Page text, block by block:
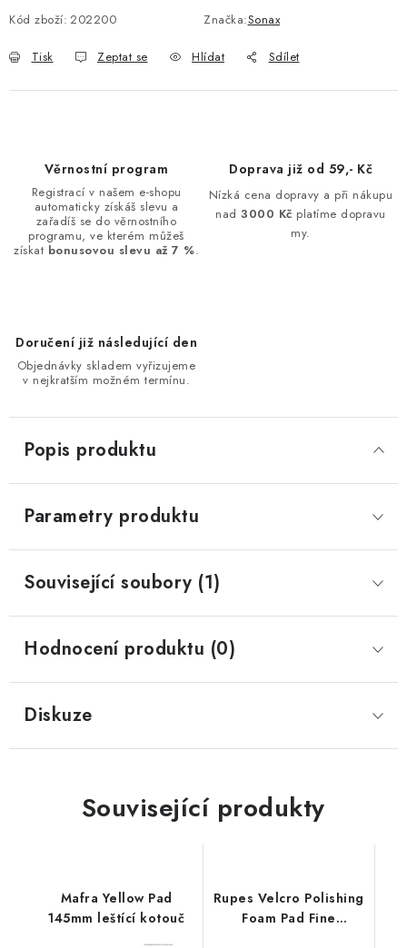
Kód zboží: 202200 Značka:Sonax
Tisk Zeptat se Hlídat Sdílet
Věrnostní program
Registrací v našem e-shopu
automaticky získáš slevu a
zařadíš se do věrnostního
programu, ve kterém můžeš
získat bonusovou slevu až 7 %.
Doprava již od 59,- Kč
Nízká cena dopravy a při nákupu
nad3000 Kč platíme dopravu
my.
Doručení již následující den
Objednávky skladem vyřizujeme
v nejkratším možném termínu.
Popis produktu
Parametry produktu
Související soubory (1)
Hodnocení produktu (0)
Diskuze
Související produkty
Mafra Yellow Pad
145mm leštící kotouč
Rupes Velcro Polishing
Foam Pad Fine